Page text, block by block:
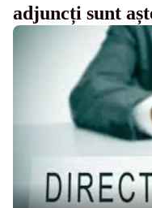
adjuncți sunt